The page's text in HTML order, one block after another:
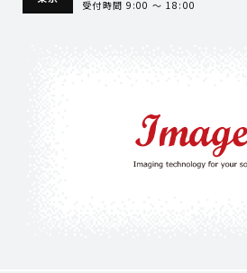
受付時間 9:00 ～ 18:00